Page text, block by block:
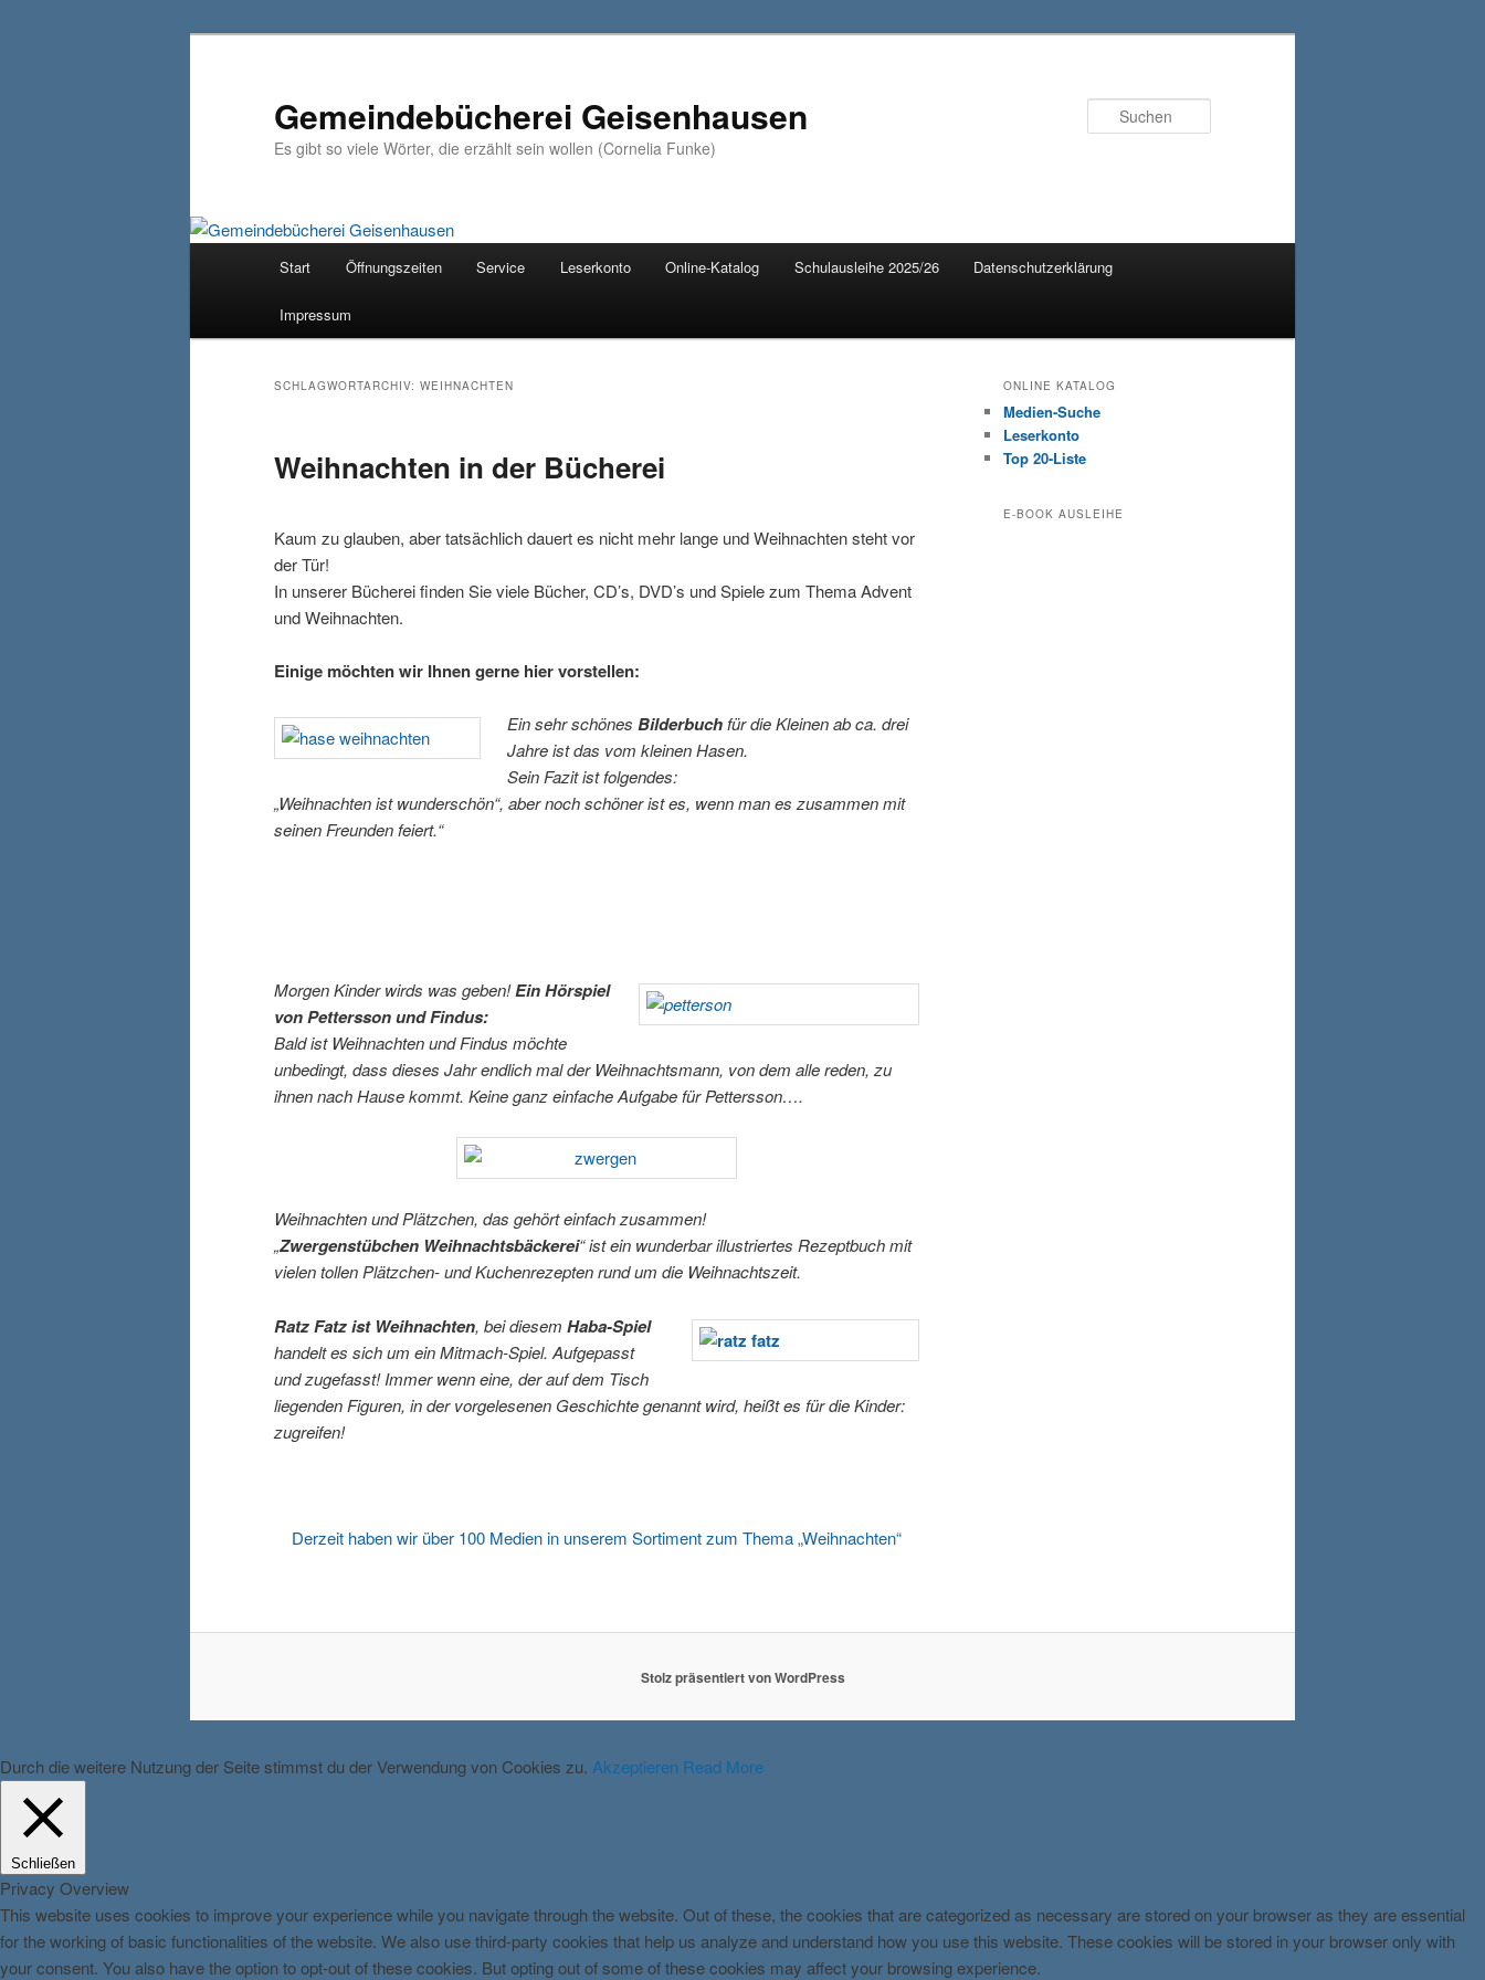
Gemeindebücherei Geisenhausen
Es gibt so viele Wörter, die erzählt sein wollen (Cornelia Funke)
Start Öffnungszeiten Service Leserkonto Online-Katalog Schulausleihe 2025/26 Datenschutzerklärung
Impressum
SCHLAGWORTARCHIV: WEIHNACHTEN
Weihnachten in der Bücherei
Kaum zu glauben, aber tatsächlich dauert es nicht mehr lange und Weihnachten steht vor
der Tür!
In unserer Bücherei finden Sie viele Bücher, CD’s, DVD’s und Spiele zum Thema Advent
und Weihnachten.
Einige möchten wir Ihnen gerne hier vorstellen:
Ein sehr schönesBilderbuchfür die Kleinen ab ca. drei
Jahre ist das vom kleinen Hasen.
Sein Fazit ist folgendes:
„Weihnachten ist wunderschön“, aber noch schöner ist es, wenn man es zusammen mit
seinen Freunden feiert.“
Morgen Kinder wirds was geben!Ein Hörspiel
von Pettersson und Findus:
Bald ist Weihnachten und Findus möchte
unbedingt, dass dieses Jahr endlich mal der Weihnachtsmann, von dem alle reden, zu
ihnen nach Hause kommt. Keine ganz einfache Aufgabe für Pettersson….
Weihnachten und Plätzchen, das gehört einfach zusammen!
„Zwergenstübchen Weihnachtsbäckerei“ ist ein wunderbar illustriertes Rezeptbuch mit
vielen tollen Plätzchen- und Kuchenrezepten rund um die Weihnachtszeit.
Ratz Fatz ist Weihnachten, bei diesem Haba-Spiel
handelt es sich um ein Mitmach-Spiel. Aufgepasst
und zugefasst! Immer wenn eine, der auf dem Tisch
liegenden Figuren, in der vorgelesenen Geschichte genannt wird, heißt es für die Kinder:
zugreifen!
Derzeit haben wir über 100 Medien in unserem Sortiment zum Thema „Weihnachten“
ONLINE KATALOG
Medien-Suche
Leserkonto
Top 20-Liste
E-BOOK AUSLEIHE
Stolz präsentiert von WordPress
Durch die weitere Nutzung der Seite stimmst du der Verwendung von Cookies zu. Akzeptieren Read More
Schließen
Privacy Overview
This website uses cookies to improve your experience while you navigate through the website. Out of these, the cookies that are categorized as necessary are stored on your browser as they are essential
for the working of basic functionalities of the website. We also use third-party cookies that help us analyze and understand how you use this website. These cookies will be stored in your browser only with
your consent. You also have the option to opt-out of these cookies. But opting out of some of these cookies may affect your browsing experience.